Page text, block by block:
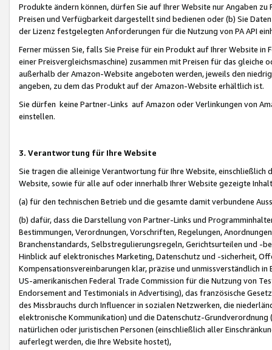
Produkte ändern können, dürfen Sie auf Ihrer Website nur Angaben
Preisen und Verfügbarkeit dargestellt sind bedienen oder (b) Sie
der Lizenz festgelegten Anforderungen für die Nutzung von PA API
Ferner müssen Sie, falls Sie Preise für ein Produkt auf Ihrer Website
einer Preisvergleichsmaschine) zusammen mit Preisen für das
außerhalb der Amazon-Website angeboten werden, jeweils den
angeben, zu dem das Produkt auf der Amazon-Website erhältlich ist.
Sie dürfen keine Partner-Links auf Amazon oder Verlinkungen von
einstellen.
3. Verantwortung für Ihre Website
Sie tragen die alleinige Verantwortung für Ihre Website,
Website, sowie für alle auf oder innerhalb Ihrer Website gezeigte
(a) für den technischen Betrieb und die gesamte damit verbundene
(b) dafür, dass die Darstellung von Partner-Links und
Bestimmungen, Verordnungen, Vorschriften, Regelungen,
Branchenstandards, Selbstregulierungsregeln, Gerichtsurteilen und -
Hinblick auf elektronisches Marketing, Datenschutz und -sicherheit,
Kompensationsvereinbarungen klar, präzise und unmissverständlich
US-amerikanischen Federal Trade Commission für die Nutzung von
Endorsement and Testimonials in Advertising), das französische
des Missbrauchs durch Influencer in sozialen Netzwerken, die
elektronische Kommunikation) und die Datenschutz-
natürlichen oder juristischen Personen (einschließlich aller
auferlegt werden, die Ihre Website hostet),